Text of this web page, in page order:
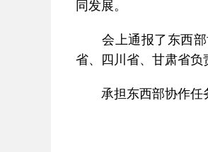
同发展。
会上通报了东西部
省、四川省、甘肃省负
承担东西部协作任务